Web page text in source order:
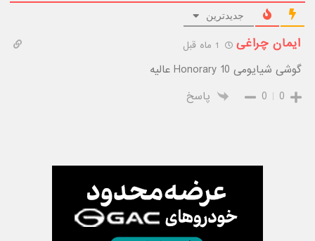
جدیدترین
ایمان چراغی
گوشی شیایومی Honorary 10 عالیه
0
0 پاسخ